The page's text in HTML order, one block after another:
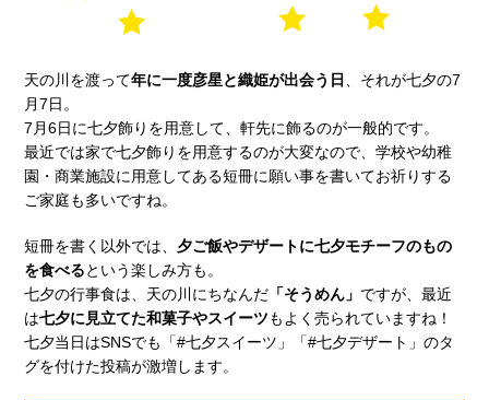
天の川を渡って年に一度彦星と織姫が出会う日
、それが七夕の7
月7日。
7月6日に七夕飾りを用意して、軒先に飾るのが一般的です。
最近では家で七夕飾りを用意するのが大変なので、学校や幼稚
園・商業施設に用意してある短冊に願い事を書いてお祈りする
ご家庭も多いですね。
短冊を書く以外では、 夕ご飯やデザートに七夕モチーフのもの
を食べるという楽しみ方も。
七夕の行事食は、天の川にちなんだ 「そうめん」 ですが、最近
は七夕に見立てた和菓子やスイーツもよく売られていますね！
七夕当日はSNSでも「#七夕スイーツ」「#七夕デザート」のタ
グを付けた投稿が激増します。